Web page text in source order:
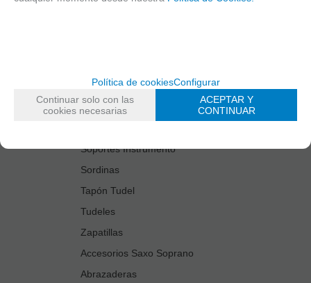
Estuches Guardacañas
Limpiadores
Protectores Boquilla
Soportes Instrumento
Sordinas
Tapón Tudel
Tudeles
Zapatillas
Accesorios Saxo Soprano
Abrazaderas
Política de cookiesConfigurar
Continuar solo con las
cookies necesarias
ACEPTAR Y
CONTINUAR